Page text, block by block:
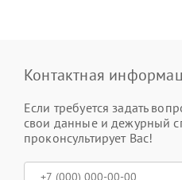
Контактная
Если требуется задать
свои данные и дежурный
проконсультирует Вас!